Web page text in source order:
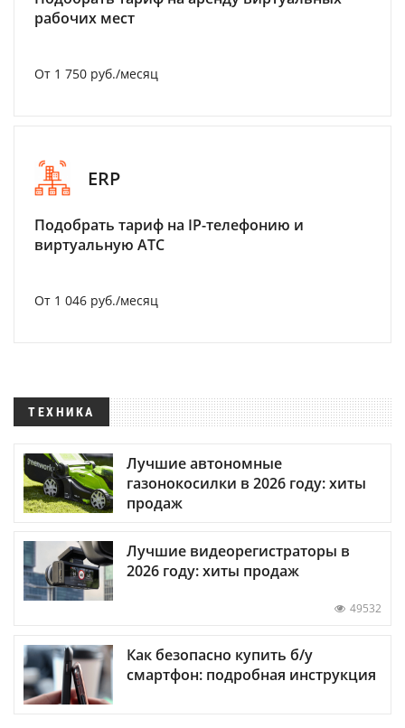
рабочих мест
От 1 750 руб./месяц
ERP
Подобрать тариф на IP-телефонию и
виртуальную АТС
От 1 046 руб./месяц
ТЕХНИКА
Лучшие автономные
газонокосилки в 2026 году: хиты
продаж
Лучшие видеорегистраторы в
2026 году: хиты продаж
49532
Как безопасно купить б/у
смартфон: подробная инструкция